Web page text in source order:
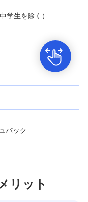
学生を除く）
バック
リット